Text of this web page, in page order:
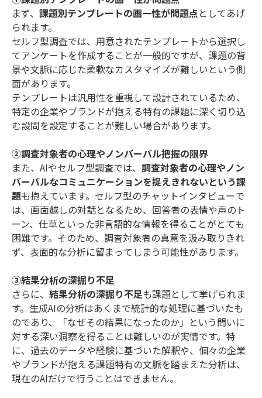
まず、 課題別テンプレートの画一性が問題点としてあげ
られます。
セルフ型調査では、用意されたテンプレートから選択し
てアンケートを作成することが一般的ですが、課題の背
景や文脈に応じた柔軟なカスタマイズが難しいという側
面があります。
テンプレートは汎用性を重視して設計されているため、
特定の企業やブランドが抱える特有の課題に深く切り込
む設問を設定することが難しい場合があります。
②調査対象者の心理やノンバーバル把握の限界
また、AIやセルフ型調査では、 調査対象者の心理やノン
バーバルなコミュニケーションを捉えきれないという課
題も抱えています。セルフ型のチャットインタビューで
は、画面越しの対話となるため、回答者の表情や声のト
ーン、仕草といった非言語的な情報を得ることがとても
困難です。そのため、調査対象者の真意を汲み取りきれ
ず、表面的な分析に留まってしまう可能性があります。
③結果分析の深掘り不足
さらに、 結果分析の深掘り不足も課題として挙げられま
す。生成AIの分析はあくまで統計的な処理に基づいたも
のであり、「なぜその結果になったのか」という問いに
対する深い洞察を得ることは難しいのが実情です。特
に、過去のデータや経験に基づいた解釈や、個々の企業
やブランドが抱える課題特有の文脈を踏まえた分析は、
現在のAIだけで行うことはできません。